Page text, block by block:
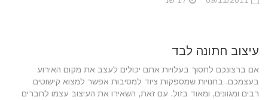
עיצוב חתונה לבד
אם ברצונכם לחסוך בעלויות אתם יכולים לעצב את מקום האירוע
בעצמכם. בחנויות שמספקות ציוד למסיבות אפשר למצוא קישוטים
רבים ומגוונים, ומאוד בזול. עם זאת, השאירו את העיצוב עצמו לחברים